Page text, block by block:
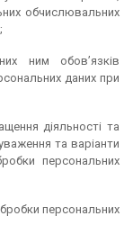
обчислювальних
ним обов’язків
даних при
діяльності та
та варіанти
персональних
персональних